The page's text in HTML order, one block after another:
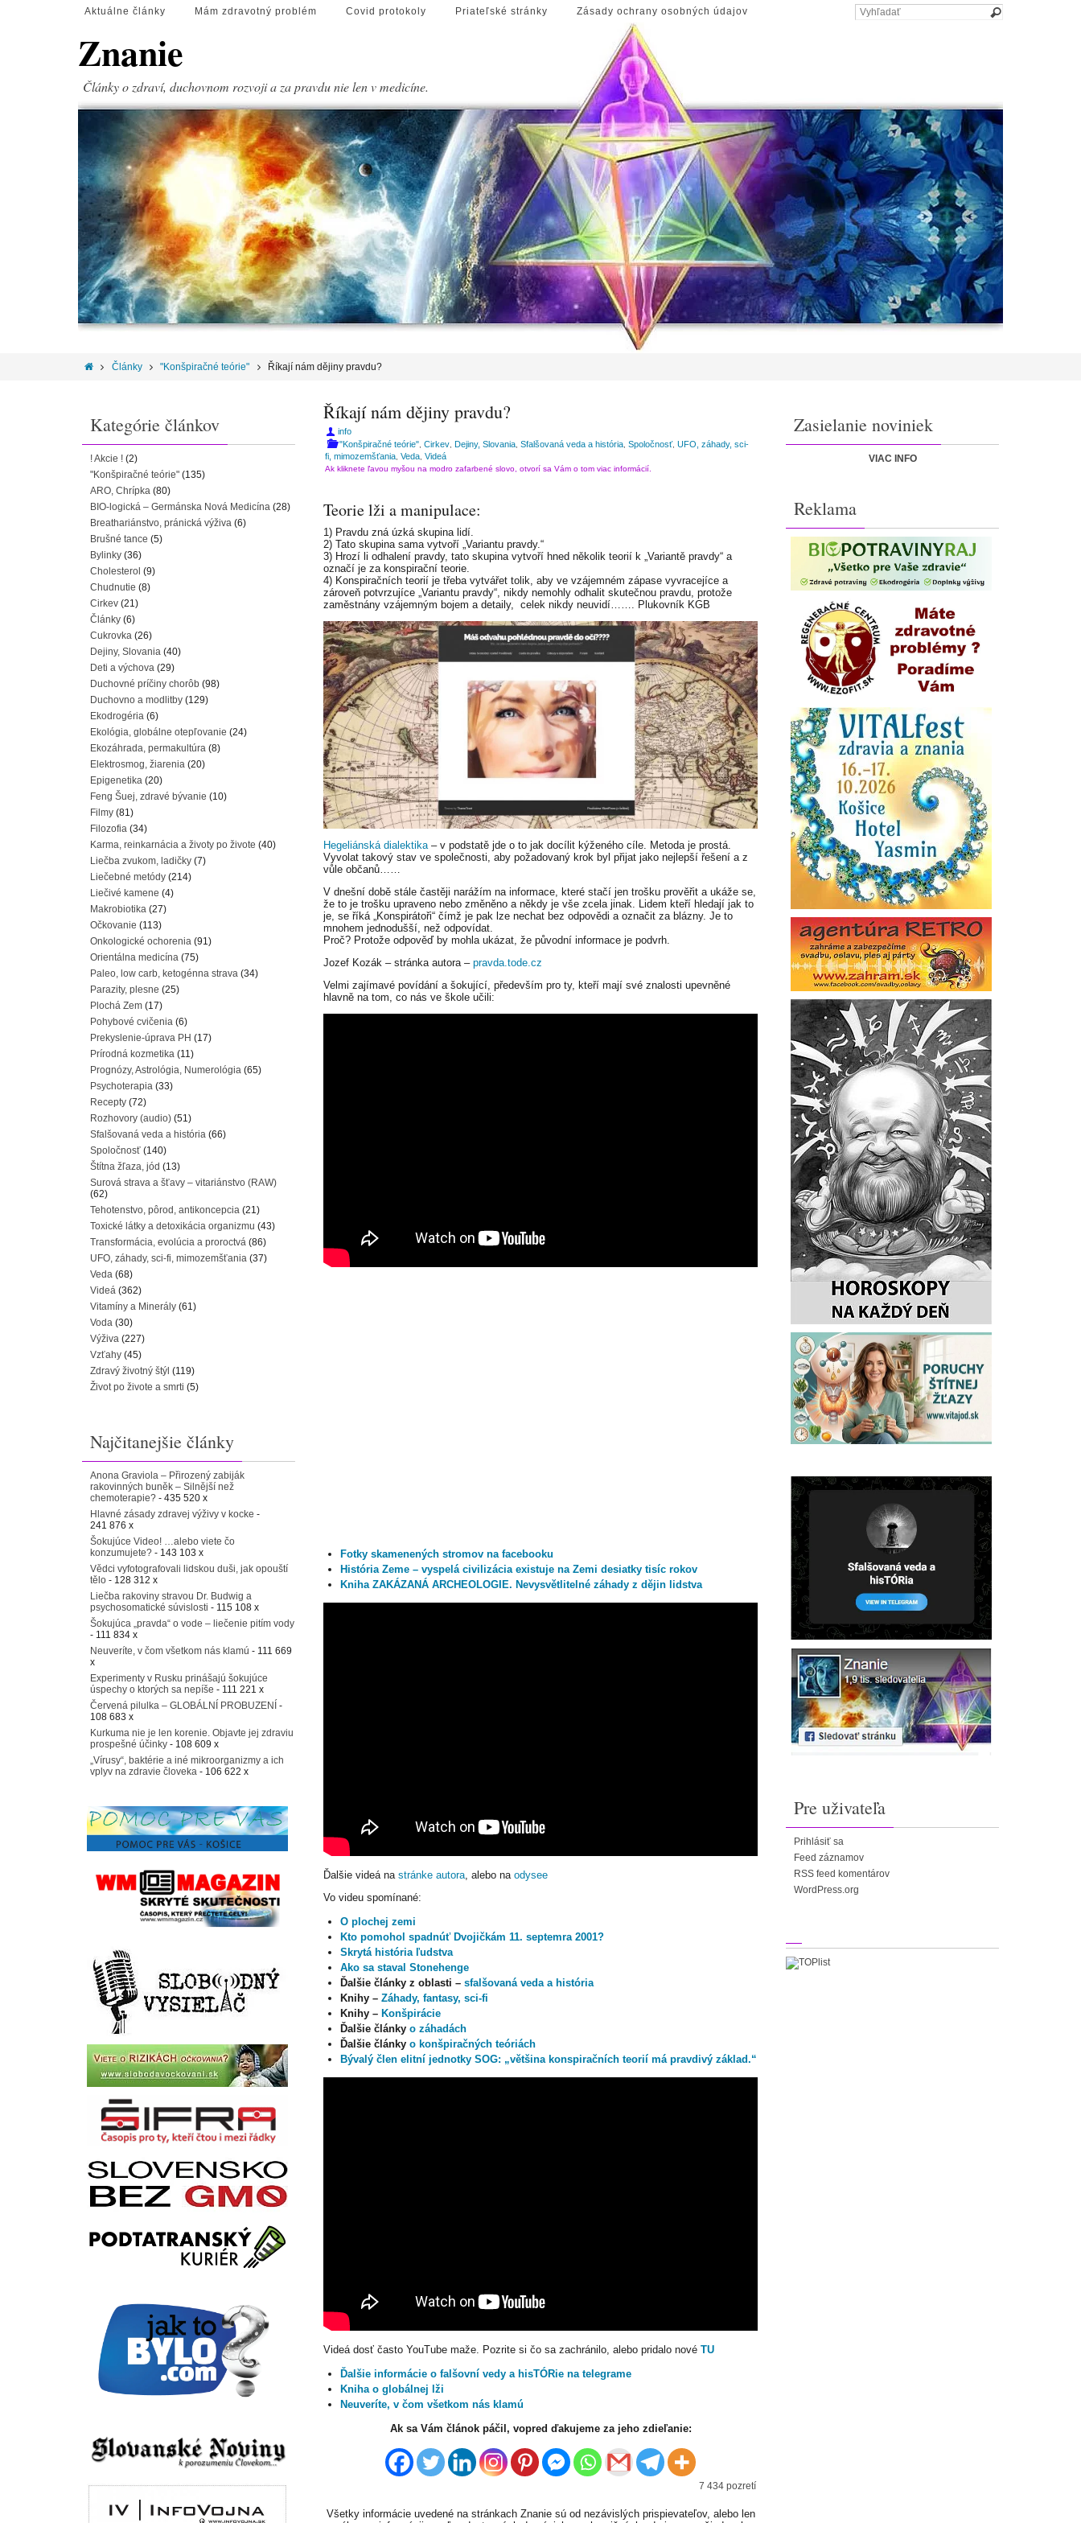
Aktuálne články Mám zdravotný problém Covid protokoly Priateľské stránky Zásady ochrany osobných údajov
Znanie
Články o zdraví, duchovnom rozvoji a za pravdu nie len v medicíne.
Články "Konšpiračné teórie" Říkají nám dějiny pravdu?
Říkají nám dějiny pravdu?
info
"Konšpiračné teórie", Cirkev, Dejiny, Slovania, Sfalšovaná veda a história, Spoločnosť, UFO, záhady, sci-
fi, mimozemšťania Veda Videá
Ak kliknete ľavou myšou na modro zafarbené slovo, otvorí sa Vám o tom viac informácií.
Teorie lži a manipulace:
1) Pravdu zná úzká skupina lidí.
2) Tato skupina sama vytvoří „Variantu pravdy.“
3) Hrozí li odhalení pravdy, tato skupina vytvoří hned několik teorií k „Variantě pravdy“ a
označí je za konspirační teorie.
4) Konspiračních teorií je třeba vytvářet tolik, aby ve vzájemném zápase vyvracejíce a
zároveň potvrzujíce „Variantu pravdy“, nikdy nemohly odhalit skutečnou pravdu, protože
zaměstnány vzájemným bojem a detaily, celek nikdy neuvidí……. Plukovník KGB
Hegeliánská dialektika– v podstatě jde o to jak docílit kýženého cíle. Metoda je prostá.
Vyvolat takový stav ve společnosti, aby požadovaný krok byl přijat jako nejlepší řešení a z
vůle občanů……
V dnešní době stále častěji narážím na informace, které stačí jen trošku prověřit a ukáže se,
že to je trošku upraveno nebo změněno a někdy je vše zcela jinak. Lidem kteří hledají jak to
je, se říká „Konspirátoři“ čímž je pak lze nechat bez odpovědi a označit za blázny. Je to
mnohem jednodušší, než odpovídat.
Proč? Protože odpověď by mohla ukázat, že původní informace je podvrh.
Jozef Kozák – stránka autora – pravda.tode.cz
Velmi zajímavé povídání a šokující, především pro ty, kteří mají své znalosti upevněné
hlavně na tom, co nás ve škole učili:
Fotky skamenených stromov na facebooku
História Zeme – vyspelá civilizácia existuje na Zemi desiatky tisíc rokov
Kniha ZAKÁZANÁ ARCHEOLOGIE. Nevysvětlitelné záhady z dějin lidstva
Ďalšie videá na stránke autora, alebo na odysee
Vo videu spomínané:
O plochej zemi
Kto pomohol spadnúť Dvojičkám 11. septemra 2001?
Skrytá história ľudstva
Ako sa staval Stonehenge
Ďalšie články z oblasti – sfalšovaná veda a história
Knihy – Záhady, fantasy, sci-fi
Knihy – Konšpirácie
Ďalšie články o záhadách
Ďalšie články o konšpiračných teóriách
Bývalý člen elitní jednotky SOG: „většina konspiračních teorií má pravdivý základ.“
Videá dosť často YouTube maže. Pozrite si čo sa zachránilo, alebo pridalo nové TU
Ďalšie informácie o falšovní vedy a hisTÓRie na telegrame
Kniha o globálnej lži
Neuveríte, v čom všetkom nás klamú
Ak sa Vám článok páčil, vopred ďakujeme za jeho zdieľanie:
7 434 pozretí
Všetky informácie uvedené na stránkach Znanie sú od nezávislých prispievateľov, alebo len
Kategórie článkov
! Akcie ! (2)
"Konšpiračné teórie" (135)
ARO, Chrípka (80)
BIO-logická – Germánska Nová Medicína (28)
Breathariánstvo, pránická výživa (6)
Brušné tance (5)
Bylinky (36)
Cholesterol (9)
Chudnutie (8)
Cirkev (21)
Články (6)
Cukrovka (26)
Dejiny, Slovania (40)
Deti a výchova (29)
Duchovné príčiny chorôb (98)
Duchovno a modlitby (129)
Ekodrogéria (6)
Ekológia, globálne otepľovanie (24)
Ekozáhrada, permakultúra (8)
Elektrosmog, žiarenia (20)
Epigenetika (20)
Feng Šuej, zdravé bývanie (10)
Filmy (81)
Filozofia (34)
Karma, reinkarnácia a životy po živote (40)
Liečba zvukom, ladičky (7)
Liečebné metódy (214)
Liečivé kamene (4)
Makrobiotika (27)
Očkovanie (113)
Onkologické ochorenia (91)
Orientálna medicína (75)
Paleo, low carb, ketogénna strava (34)
Parazity, plesne (25)
Plochá Zem (17)
Pohybové cvičenia (6)
Prekyslenie-úprava PH (17)
Prírodná kozmetika (11)
Prognózy, Astrológia, Numerológia (65)
Psychoterapia (33)
Recepty (72)
Rozhovory (audio) (51)
Sfalšovaná veda a história (66)
Spoločnosť (140)
Štítna žľaza, jód (13)
Surová strava a šťavy – vitariánstvo (RAW)
(62)
Tehotenstvo, pôrod, antikoncepcia (21)
Toxické látky a detoxikácia organizmu (43)
Transformácia, evolúcia a proroctvá (86)
UFO, záhady, sci-fi, mimozemšťania (37)
Veda (68)
Videá (362)
Vitamíny a Minerály (61)
Voda (30)
Výživa (227)
Vzťahy (45)
Zdravý životný štýl (119)
Život po živote a smrti (5)
Najčitanejšie články
Anona Graviola – Přirozený zabiják
rakovinných buněk – Silnější než
chemoterapie? - 435 520 x
Hlavné zásady zdravej výživy v kocke -
241 876 x
Šokujúce Video! …alebo viete čo
konzumujete? - 143 103 x
Vědci vyfotografovali lidskou duši, jak opouští
tělo - 128 312 x
Liečba rakoviny stravou Dr. Budwig a
psychosomatické súvislosti - 115 108 x
Šokujúca „pravda“ o vode – liečenie pitím vody
- 111 834 x
Neuveríte, v čom všetkom nás klamú - 111 669
x
Experimenty v Rusku prinášajú šokujúce
úspechy o ktorých sa nepíše - 111 221 x
Červená pilulka – GLOBÁLNÍ PROBUZENÍ -
108 683 x
Kurkuma nie je len korenie. Objavte jej zdraviu
prospešné účinky - 108 609 x
„Vírusy“, baktérie a iné mikroorganizmy a ich
vplyv na zdravie človeka - 106 622 x
Zasielanie noviniek
VIAC INFO
Reklama
Pre uživateľa
Prihlásiť sa
Feed záznamov
RSS feed komentárov
WordPress.org